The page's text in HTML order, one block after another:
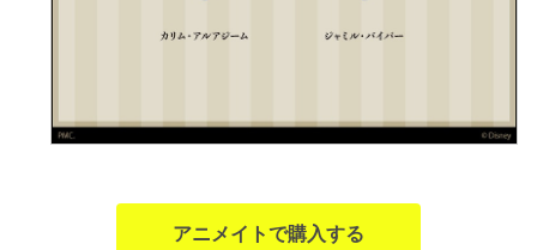
アニメイトで購入する